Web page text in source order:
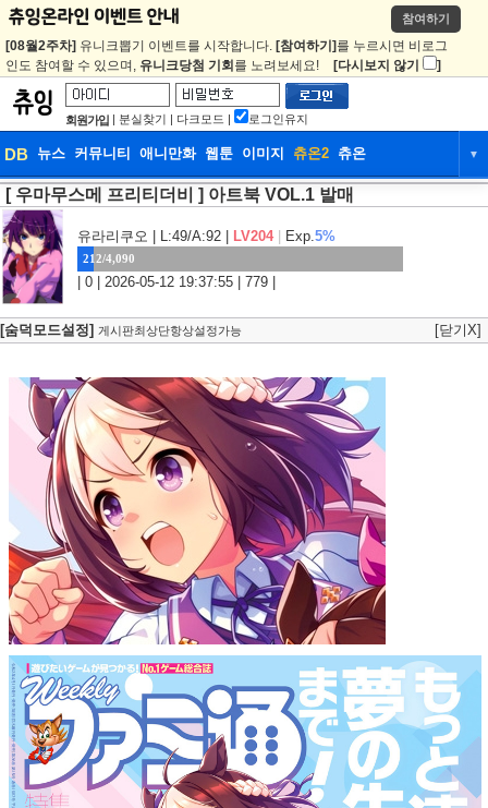
참여하기
[08월2주차] 유니크뽑기 이벤트를 시작합니다. [참여하기] 를 누르시면 비로그
인도 참여할 수 있으며, 유니크당첨 기회 를 노려보세요! [다시보지 않기 ]
회원가입 | 분실찾기 | 다크모드 | 로그인유지
DB 뉴스 커뮤니티 애니만화 웹툰 이미지 츄온2 츄온 ▼
DB 뉴스 커뮤니티
웹툰 이미지 츄온2
[ 우마무스메 프리티더비 ] 아트북 VOL.1 발매
유라리쿠오 | L:49/A:92 | LV204 Exp.5%
212/4,090
| 0 | 2026-05-12 19:37:55 | 779 |
[숨덕모드설정] 게시판최상단항상설정가능 [닫기X]